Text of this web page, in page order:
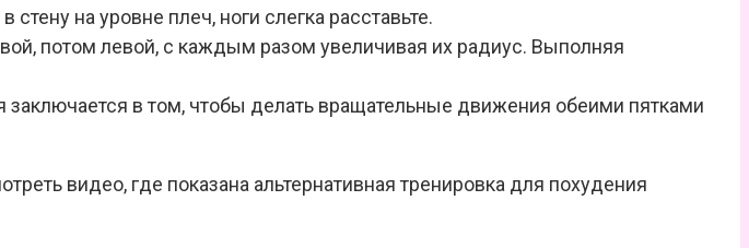
на уровне плеч, ноги слегка расставьте.
потом левой, с каждым разом увеличивая их радиус. Выполняя
в том, чтобы делать вращательные движения обеими пятками
видео, где показана альтернативная тренировка для похудения